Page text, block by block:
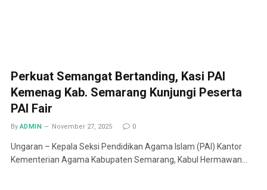
Perkuat Semangat Bertanding, Kasi PAI
Kemenag Kab. Semarang Kunjungi Peserta
PAI Fair
By ADMIN November 27, 2025 0
Ungaran – Kepala Seksi Pendidikan Agama Islam (PAI) Kantor
Kementerian Agama Kabupaten Semarang, Kabul Hermawan…